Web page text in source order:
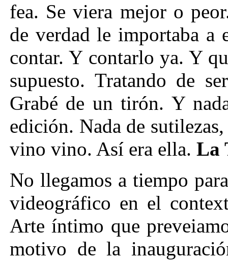
fea. Se viera mejor o
de verdad le importaba a
contar. Y contarlo ya. Y
supuesto. Tratando de
Grabé de un tirón. Y
edición. Nada de
vino vino. Así era ella. La
No llegamos a tiempo
videográfico en el
Arte íntimo que
motivo de la